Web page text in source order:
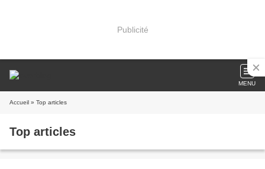
Publicité
MENU
Accueil » Top articles
Top articles